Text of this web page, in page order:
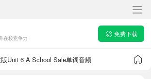
在校竞争力
免费下载
Unit 6 A School Sale单词音频